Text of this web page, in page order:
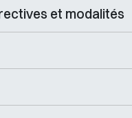
et modalités